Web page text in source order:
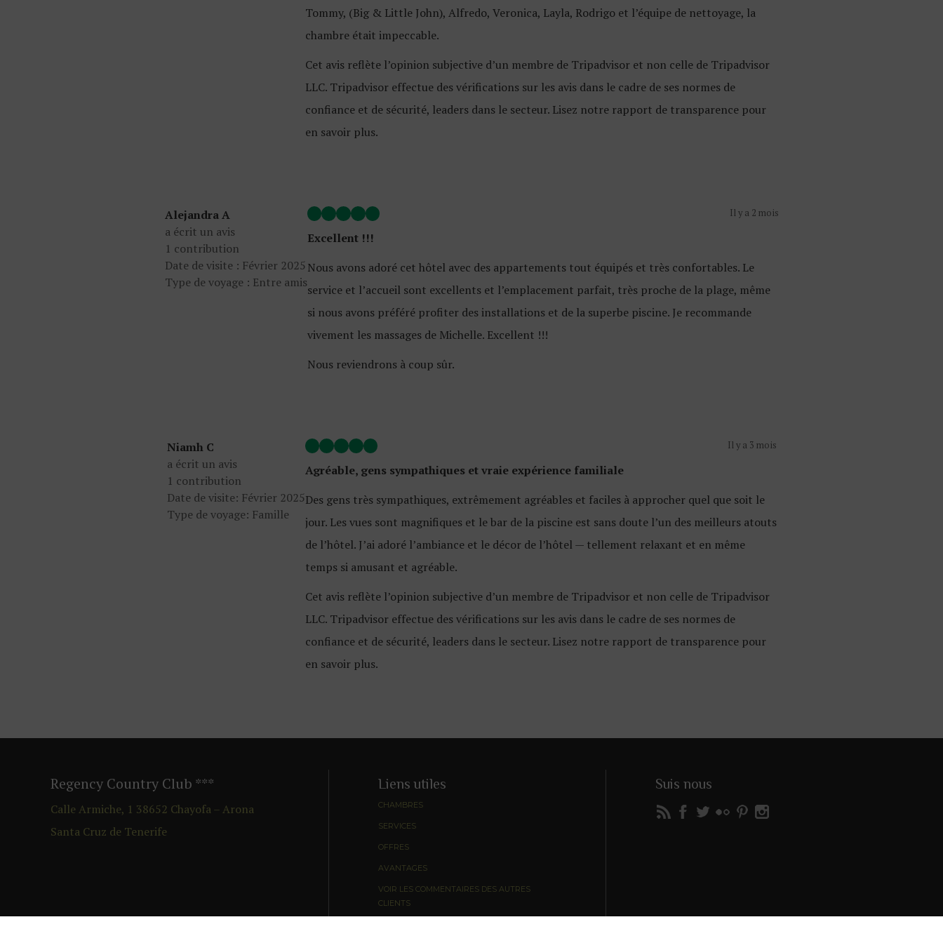
Tommy, (Big & Little John), Alfredo, Veronica, Layla, Rodrigo et l’équipe de nettoyage, la
chambre était impeccable.
Cet avis reflète l’opinion subjective d’un membre de Tripadvisor et non celle de Tripadvisor
LLC. Tripadvisor effectue des vérifications sur les avis dans le cadre de ses normes de
confiance et de sécurité, leaders dans le secteur. Lisez notre rapport de transparence pour
en savoir plus.
Alejandra A
a écrit un avis
1 contribution
Date de visite : Février 2025
Type de voyage : Entre amis
Il y a 2 mois
Excellent !!!
Nous avons adoré cet hôtel avec des appartements tout équipés et très confortables. Le
service et l’accueil sont excellents et l’emplacement parfait, très proche de la plage, même
si nous avons préféré profiter des installations et de la superbe piscine. Je recommande
vivement les massages de Michelle. Excellent !!!
Nous reviendrons à coup sûr.
Niamh C
a écrit un avis
1 contribution
Date de visite: Février 2025
Type de voyage: Famille
Il y a 3 mois
Agréable, gens sympathiques et vraie expérience familiale
Des gens très sympathiques, extrêmement agréables et faciles à approcher quel que soit le
jour. Les vues sont magnifiques et le bar de la piscine est sans doute l’un des meilleurs atouts
de l’hôtel. J’ai adoré l’ambiance et le décor de l’hôtel — tellement relaxant et en même
temps si amusant et agréable.
Cet avis reflète l’opinion subjective d’un membre de Tripadvisor et non celle de Tripadvisor
LLC. Tripadvisor effectue des vérifications sur les avis dans le cadre de ses normes de
confiance et de sécurité, leaders dans le secteur. Lisez notre rapport de transparence pour
en savoir plus.
Regency Country Club ***
Calle Armiche, 1 38652 Chayofa – Arona
Santa Cruz de Tenerife
Liens utiles
CHAMBRES
SERVICES
OFFRES
AVANTAGES
VOIR LES COMMENTAIRES DES AUTRES
CLIENTS
Suis nous